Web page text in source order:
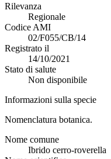
Rilevanza
Regionale
Codice AMI
02/F055/CB/14
Registrato il
14/10/2021
Stato di salute
Non disponibile
Informazioni sulla specie
Nomenclatura botanica.
Nome comune
Ibrido cerro-roverella